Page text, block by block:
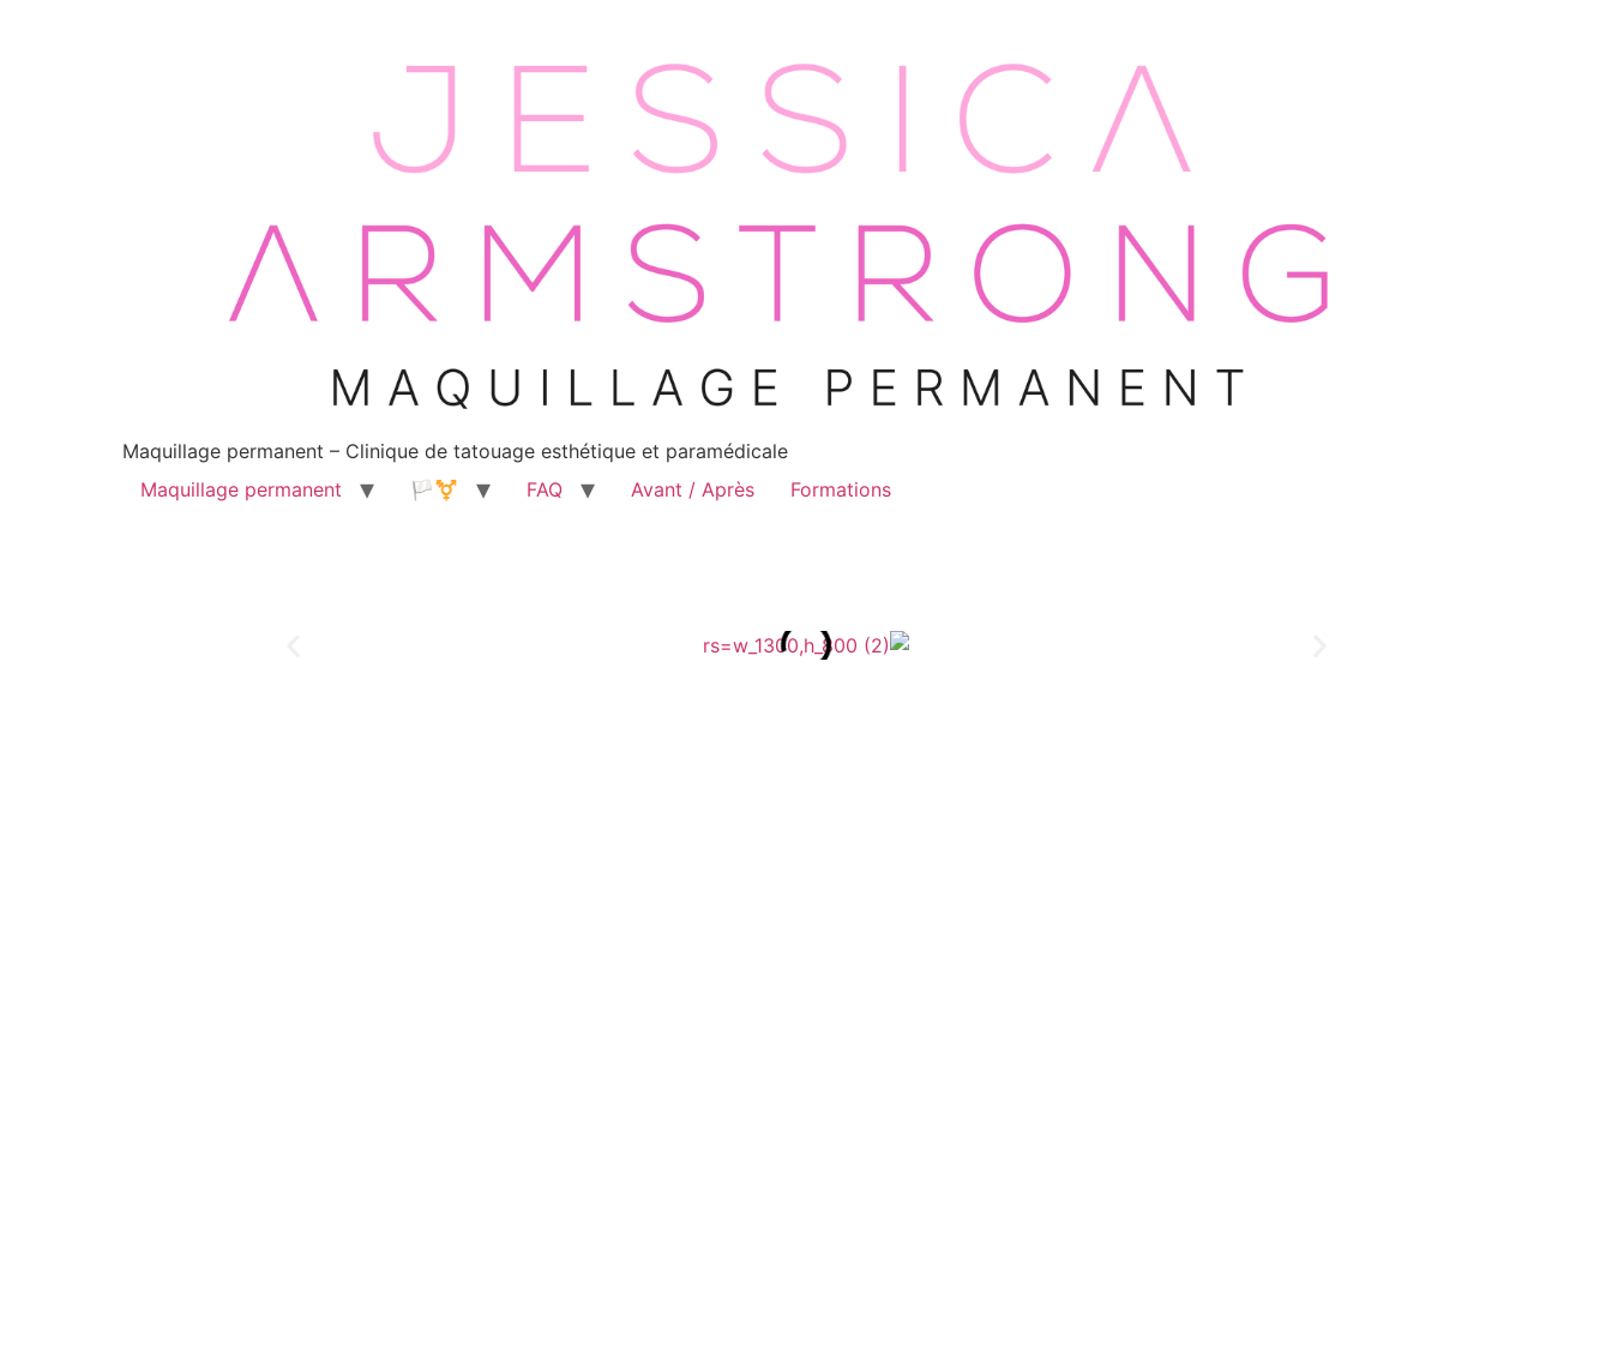
Maquillage permanent – Clinique de tatouage esthétique et paramédicale
Maquillage permanent
🏳️‍⚧️ FAQ Avant / Après Formations